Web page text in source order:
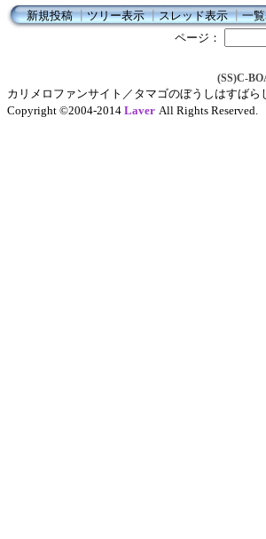
新規投稿┃ツリー表示┃スレッド表示┃一
ページ：
(SS)C-
カリメロファンサイト／タマゴのぼうしはすばら
Copyright ©2004-2014 Laver All Rights Reserved.